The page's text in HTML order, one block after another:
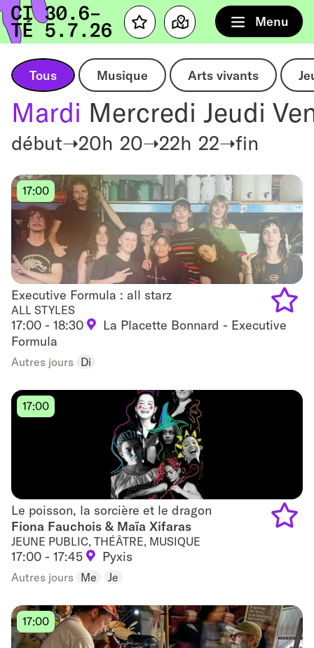
Tous
Musique Arts vivants
Mardi Mercredi Jeudi
début➝20h 20➝22h 22➝fin
Executive Formula : all starz
Executive Formula : all starz
ALL STYLES
17:00 - 18:30
La Placette Bonnard - Executive
Formula
17:00
Autres jours Di
Add
Le poisson, la sorcière et le dragon
Le poisson, la sorcière et le dragon
Fiona Fauchois & Maïa Xifaras
JEUNE PUBLIC, THÉÂTRE, MUSIQUE
17:00 - 17:45 Pyxis
17:00
Autres jours Me Je
17:00